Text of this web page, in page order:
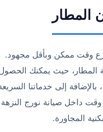
المطار
وقت ممكن وبأقل مجهود.
المطار، حيث يمكنك
، بالإضافة إلى خدماتنا
داخل صيانة نورج النزهة